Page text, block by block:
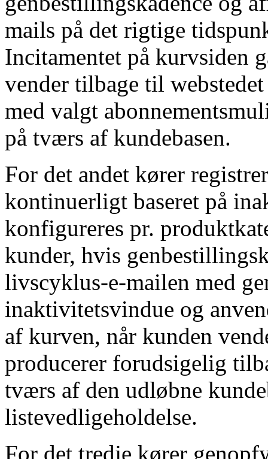
mails på det rigtige
Incitamentet på kurvsiden
vender tilbage til
med valgt
på tværs af kundebasen.
For det andet kører
kontinuerligt baseret på
konfigureres pr.
kunder, hvis
livscyklus-e-mailen med
inaktivitetsvindue og
af kurven, når kunden
producerer forudsigelig
tværs af den udløbne
listevedligeholdelse.
For det tredje kører